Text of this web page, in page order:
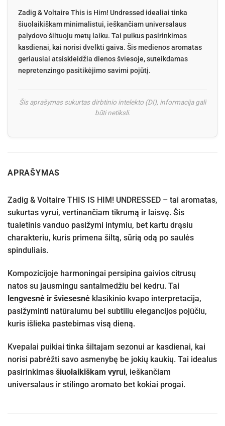
Zadig & Voltaire This is Him! Undressed idealiai tinka
šiuolaikiškam minimalistui, ieškančiam universalaus
palydovo šiltuoju metų laiku. Tai puikus pasirinkimas
kasdienai, kai norisi dvelkti gaiva. Šis medienos aromatas
geriausiai atsiskleidžia dienos šviesoje, suteikdamas
nepretenzingo pasitikėjimo savimi pojūtį.
Šis aprašymas sukurtas dirbtinio intelekto (DI), informacija gali
būti netiksli.
APRAŠYMAS
Zadig & Voltaire THIS IS HIM! UNDRESSED – tai aromatas,
sukurtas vyrui, vertinančiam tikrumą ir laisvę. Šis
tualetinis vanduo pasižymi intymiu, bet kartu drąsiu
charakteriu, kuris primena šiltą, sūrią odą po saulės
spinduliais.
Kompozicijoje harmoningai persipina gaivios citrusų
natos su jausmingu santalmedžiu bei kedru. Tai
lengvesnė ir šviesesnė klasikinio kvapo interpretacija,
pasižyminti natūralumu bei subtiliu elegancijos pojūčiu,
kuris išlieka pastebimas visą dieną.
Kvepalai puikiai tinka šiltajam sezonui ar kasdienai, kai
norisi pabrėžti savo asmenybę be jokių kaukių. Tai idealus
pasirinkimas šiuolaikiškam vyrui, ieškančiam
universalaus ir stilingo aromato bet kokiai progai.